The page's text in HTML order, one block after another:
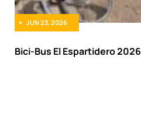
JUN 23, 2026
Bici-Bus El Espartidero 2026